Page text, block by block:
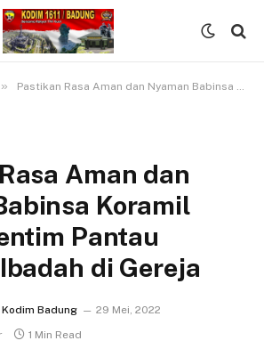
» Pastikan Rasa Aman dan Nyaman Babinsa Koramil 1611-01/Dentim Pantau Kegiatan Ibadah di Gereja
Aman dan
Koramil
Pantau
di Gereja
Badung
29 Mei, 2022
1 Min Read